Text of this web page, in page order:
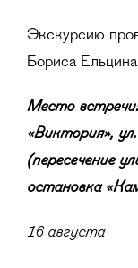
Экскурсию
Бориса Ельцина
Место
«Виктория», ул.
(пересечение
остановка «
16 августа